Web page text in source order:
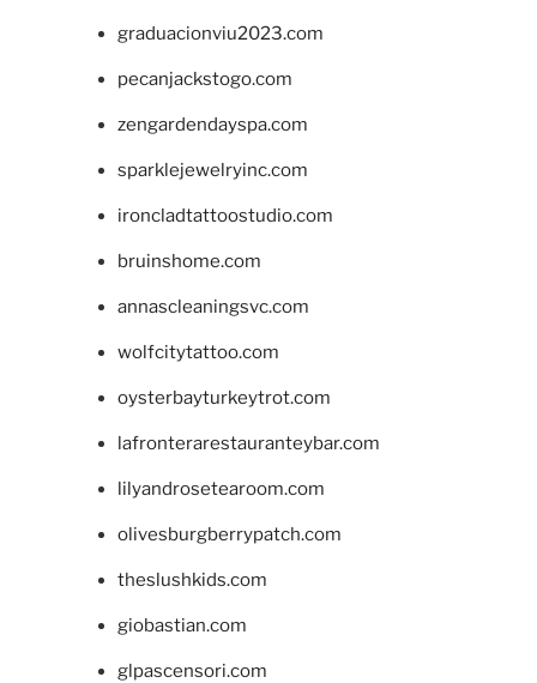
graduacionviu2023.com
pecanjackstogo.com
zengardendayspa.com
sparklejewelryinc.com
ironcladtattoostudio.com
bruinshome.com
annascleaningsvc.com
wolfcitytattoo.com
oysterbayturkeytrot.com
lafronterarestauranteybar.com
lilyandrosetearoom.com
olivesburgberrypatch.com
theslushkids.com
giobastian.com
glpascensori.com